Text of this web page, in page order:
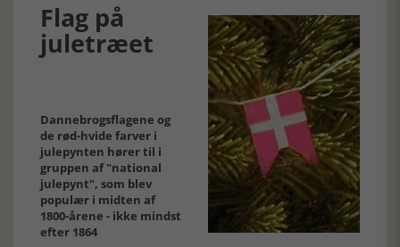
Flag på
juletræet
Dannebrogsflagene og
de rød-hvide farver i
julepynten hører til i
gruppen af "national
julepynt", som blev
populær i midten af
1800-årene - ikke mindst
efter 1864